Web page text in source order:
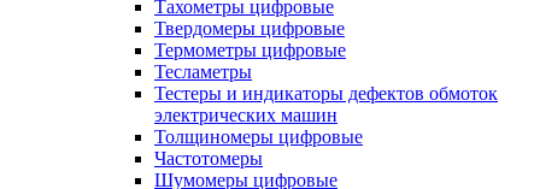
Тахометры цифровые
Твердомеры цифровые
Термометры цифровые
Тесламетры
Тестеры и индикаторы дефектов обмоток
электрических машин
Толщиномеры цифровые
Частотомеры
Шумомеры цифровые